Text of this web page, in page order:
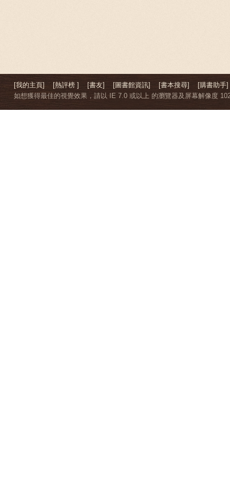
[我的主頁] [熱評榜 ] [書友] [圖書館資訊] [書本搜尋]
[購書助手]
如想獲得最佳的視覺效果，請以 IE 7.0 或以上 的瀏覽器及屏幕解像度